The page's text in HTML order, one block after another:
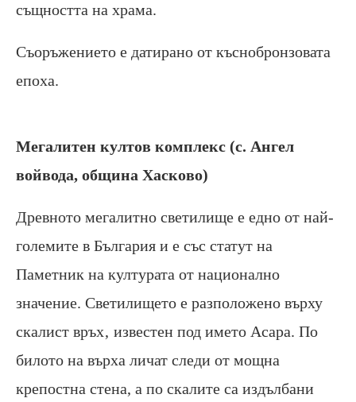
същността на храма.
Съоръжението е датирано от къснобронзовата
епоха.
Мегалитен култов комплекс (с. Ангел
войвода, община Хасково)
Древното мегалитно светилище е едно от най-
големите в България и е със статут на
Паметник на културата от национално
значение. Светилището е разположено върху
скалист връх‚ известен под името Асара. По
билото на върха личат следи от мощна
крепостна стена, а по скалите са издълбани